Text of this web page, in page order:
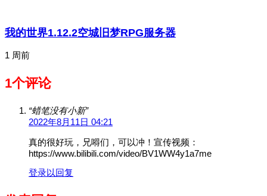
我的世界1.12.2空城旧梦RPG服务器
1 周前
1个评论
“蜡笔没有小新”
2022年8月11日 04:21
真的很好玩，兄嘚们，可以冲！宣传视频：
https://www.bilibili.com/video/BV1WW4y1a7me
登录以回复